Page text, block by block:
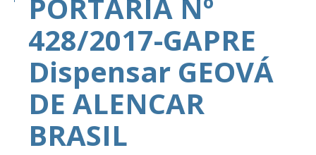
PORTARIA Nº
428/2017-GAPRE
Dispensar GEOVÁ
DE ALENCAR
BRASIL